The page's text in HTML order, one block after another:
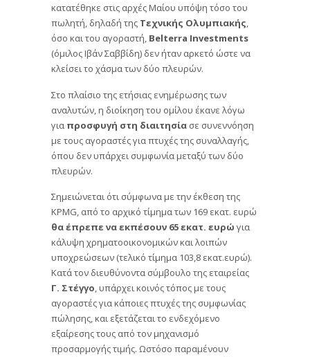
κατατέθηκε στις αρχές Μαίου υπόψη τόσο του
πωλητή, δηλαδή της Τεχνικής Ολυμπιακής,
όσο και του αγοραστή, Belterra Investments
(όμιλος Ιβάν Σαββίδη) δεν ήταν αρκετό ώστε να
κλείσει το χάσμα των δύο πλευρών.
Στο πλαίσιο της ετήσιας ενημέρωσης των
αναλυτών, η διοίκηση του ομίλου έκανε λόγω
για προσφυγή στη διαιτησία σε συνεννόηση
με τους αγοραστές για πτυχές της συναλλαγής,
όπου δεν υπάρχει συμφωνία μεταξύ των δύο
πλευρών.
Σημειώνεται ότι σύμφωνα με την έκθεση της
KPMG, από το αρχικό τίμημα των 169 εκατ. ευρώ
θα έπρεπε να εκπέσουν 65 εκατ. ευρώ για
κάλυψη χρηματοοικονομικών και λοιπών
υποχρεώσεων (τελικό τίμημα 103,8 εκατ.ευρώ).
Κατά τον διευθύνοντα σύμβουλο της εταιρείας
Γ. Στέγγο, υπάρχει κοινός τόπος με τους
αγοραστές για κάποιες πτυχές της συμφωνίας
πώλησης, και εξετάζεται το ενδεχόμενο
εξαίρεσης τους από τον μηχανισμό
προσαρμογής τιμής. Ωστόσο παραμένουν